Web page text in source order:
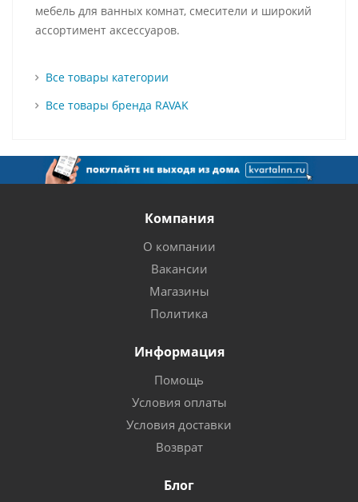
мебель для ванных комнат, смесители и широкий
ассортимент аксессуаров.
Все товары категории
Все товары бренда RAVAK
Компания
О компании
Вакансии
Магазины
Политика
Информация
Помощь
Условия оплаты
Условия доставки
Возврат
Блог